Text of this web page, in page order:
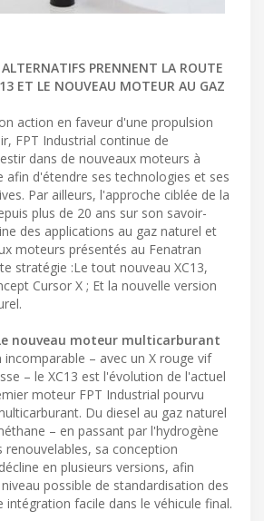
PRENNENT LA ROUTE
ET LE NOUVEAU MOTEUR AU GAZ
action en faveur d'une propulsion
FPT Industrial continue de
dans de nouveaux moteurs à
afin d'étendre ses technologies et ses
Par ailleurs, l'approche ciblée de la
plus de 20 ans sur son savoir-
des applications au gaz naturel et
moteurs présentés au Fenatran
stratégie :Le tout nouveau XC13,
Cursor X ; Et la nouvelle version
nouveau moteur multicarburant
– avec un X rouge vif
– le XC13 est l'évolution de l'actuel
moteur FPT Industrial pourvu
Du diesel au gaz naturel
– en passant par l'hydrogène
renouvelables, sa conception
en plusieurs versions, afin
possible de standardisation des
facile dans le véhicule final.